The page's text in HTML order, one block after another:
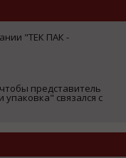
"ТЕК ПАК -
представитель
связался с